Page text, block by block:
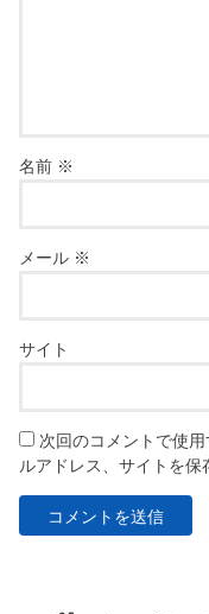
名前 ※
メール ※
サイト
次回のコメントで使
ルアドレス、サイトを保